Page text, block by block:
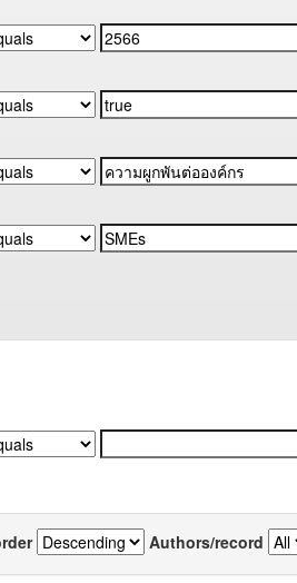
Authors/record